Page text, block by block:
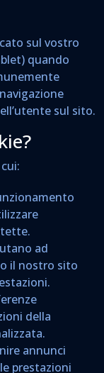
sul vostro
quando
sul sito.
ad
il nostro sito
della
annunci
prestazioni